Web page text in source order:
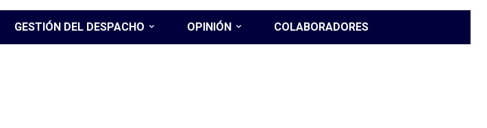
GESTIÓN DEL DESPACHO OPINIÓN COLABORADORES